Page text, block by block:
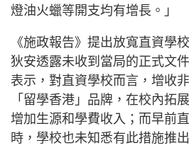
燈油火蠟等開支均有增長。」
《施政報告》提出放寬直資學
狄安透露未收到當局的正式文
表示，對直資學校而言，增收
「留學香港」品牌，在校內拓
增加生源和學費收入；而早前
時，學校也未知悉有此措施推出